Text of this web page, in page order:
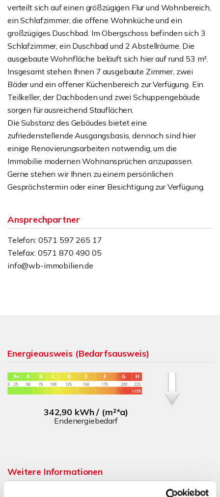
verteilt sich auf einen größzügigen Flur und Wohnbereich,
ein Schlafzimmer, die offene Wohnküche und ein
großzügiges Duschbad. Im Obergschoss befinden sich 3
Schlafzimmer, ein Duschbad und 2 Abstellräume. Die
ausgebaute Wohnfläche beläuft sich hier auf rund 53 m².
Insgesamt stehen Ihnen 7 ausgebaute Zimmer, zwei
Bäder und ein offener Küchenbereich zur Verfügung. Ein
Teilkeller, der Dachboden und zwei Schuppengebäude
sorgen für ausreichend Stauflächen.
Die Substanz des Gebäudes bietet eine
zufriedenstellende Ausgangsbasis, dennoch sind hier
einige Renovierungsarbeiten notwendig, um die
Immobilie modernen Wohnansprüchen anzupassen.
Gerne stehen wir Ihnen zu einem persönlichen
Gesprächstermin oder einer Besichtigung zur Verfügung.
Ansprechpartner
Telefon: 0571 597 265 17
Telefax: 0571 870 490 05
info@wb-immobilien.de
Energieausweis (Bedarfsausweis)
342,90 kWh / (m²*a)
Endenergiebedarf
Weitere Informationen